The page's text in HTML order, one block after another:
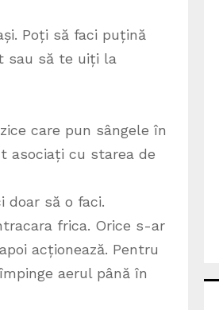
Poți să faci puțină
sau să te uiți la
care pun sângele în
asociați cu starea de
să o faci.
frica. Orice s-ar
acționează. Pentru
aerul până în